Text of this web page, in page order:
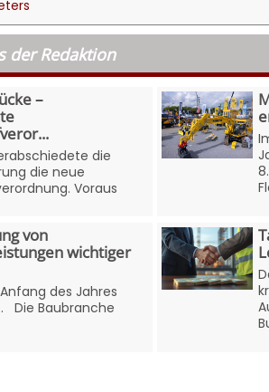
der Redaktion
–
die
die neue
Voraus
von
wichtiger
des Jahres
Die Baubranche